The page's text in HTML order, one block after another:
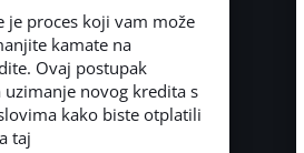
je proces koji vam može
kamate na
Ovaj postupak
uzimanje novog kredita s
kako biste otplatili
taj